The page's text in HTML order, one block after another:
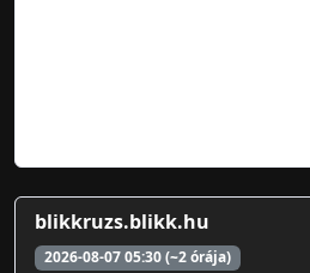
blikkruzs.blikk.hu
2026-08-07 05:30 (~2 órája)